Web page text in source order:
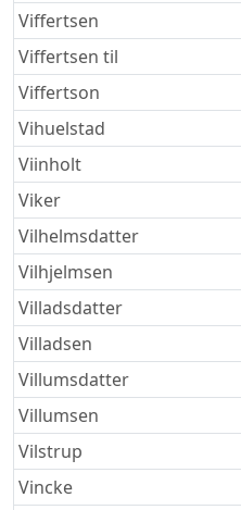
Viffertsen
Viffertsen til
Viffertson
Vihuelstad
Viinholt
Viker
Vilhelmsdatter
Vilhjelmsen
Villadsdatter
Villadsen
Villumsdatter
Villumsen
Vilstrup
Vincke